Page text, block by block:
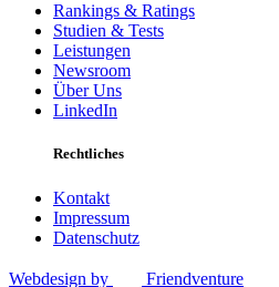
Rankings & Ratings
Studien & Tests
Leistungen
Newsroom
Über Uns
LinkedIn
Rechtliches
Kontakt
Impressum
Datenschutz
Webdesign by Friendventure